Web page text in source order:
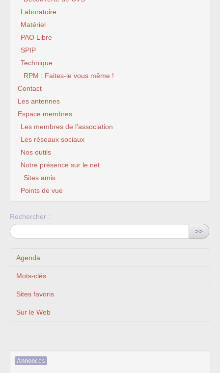
Laboratoire
Matériel
PAO Libre
SPIP
Technique
RPM : Faites-le vous même !
Contact
Les antennes
Espace membres
Les membres de l’association
Les réseaux sociaux
Nos outils
Notre présence sur le net
Sites amis
Points de vue
Rechercher :
>>
Agenda
Mots-clés
Sites favoris
Sur le Web
Annonces